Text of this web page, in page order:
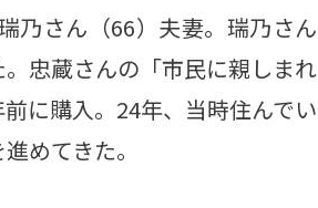
乃さん（66）夫妻。瑞乃さん
忠蔵さんの「市民に親しまれ
に購入。24年、当時住んでい
めてきた。